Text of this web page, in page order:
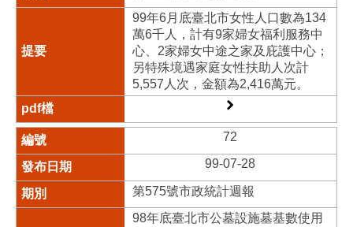
99年6月底臺北市女性人口數為134
萬6千人，計有9家婦女福利服務中
心、2家婦女中途之家及庇護中心；
另特殊境遇家庭女性扶助人次計
5,557人次，金額為2,416萬元。
72
99-07-28
第575號市政統計週報
98年底臺北市公墓設施墓基數使用